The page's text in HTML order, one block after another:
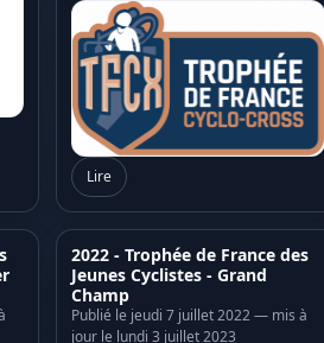
Lire
2022 - Trophée de France des
Jeunes Cyclistes - Grand
Champ
Publié le jeudi 7 juillet 2022 — mis à
jour le lundi 3 juillet 2023